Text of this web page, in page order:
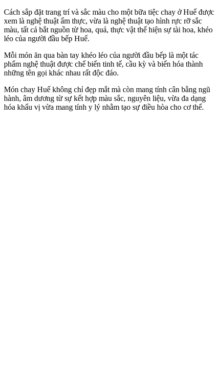
Cách sắp đặt trang trí và sắc màu cho một bữa tiệc chay ở Huế được
xem là nghệ thuật ẩm thực, vừa là nghệ thuật tạo hình rực rỡ sắc
màu, tất cả bắt nguồn từ hoa, quả, thực vật thể hiện sự tài hoa, khéo
léo của người đầu bếp Huế.
Mỗi món ăn qua bàn tay khéo léo của người đầu bếp là một tác
phẩm nghệ thuật được chế biến tinh tế, cầu kỳ và biến hóa thành
những tên gọi khác nhau rất độc đáo.
Món chay Huế không chỉ đẹp mắt mà còn mang tính cân bằng ngũ
hành, âm dương từ sự kết hợp màu sắc, nguyên liệu, vừa đa dạng
hóa khẩu vị vừa mang tính y lý nhằm tạo sự điều hòa cho c‌ơ th‌ể.